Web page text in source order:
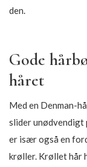
den.
Gode
håret
Med en Denman-
slider unødvendigt
er især også en
krøller. Krøllet hår